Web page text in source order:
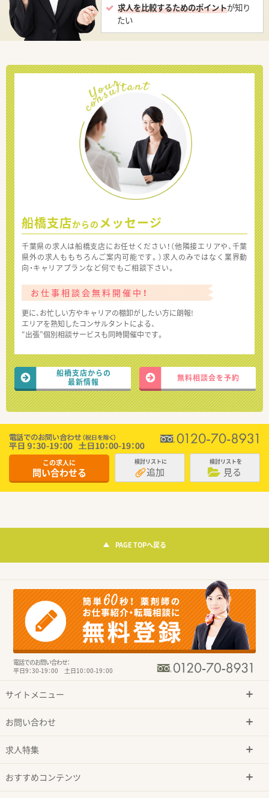
求人を比較するためのポイントが知り
たい
船橋支店からの メッセージ
千葉県の求人は船橋支店にお任せください！（他隣接エリアや、千葉
県外の求人ももちろんご案内可能です。）求人のみではなく業界動
向・キャリアプランなど何でもご相談下さい。
お仕事相談会無料開催中！
更に、お忙しい方やキャリアの棚卸がしたい方に朗報!
エリアを熟知したコンサルタントによる、
“出張”個別相談サービスも同時開催中です。
船橋支店からの
最新情報
無料相談会を予約
この求人に
問い合わせる
検討リストに
追加
検討リストを
見る
PAGE TOPへ戻る
電話でのお問い合わせ：
平日9：30-19：00 土日10：00-19：00
サイトメニュー
お問い合わせ
求人特集
おすすめコンテンツ